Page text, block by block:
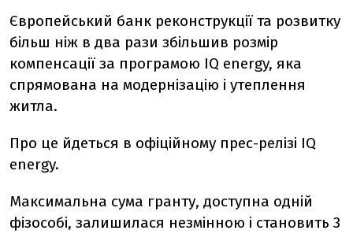
Європейський банк реконструкції та розвитку
більш ніж в два рази збільшив розмір
компенсації за програмою IQ energy, яка
спрямована на модернізацію і утеплення
житла.
Про це йдеться в офіційному прес-релізі IQ
energy.
Максимальна сума гранту, доступна одній
фізособі, залишилася незмінною і становить 3